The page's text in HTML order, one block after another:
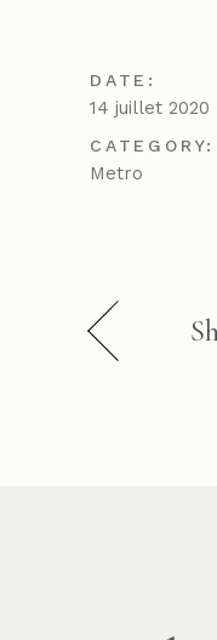
DATE:
14 juillet 2020
CATEGORY:
Metro